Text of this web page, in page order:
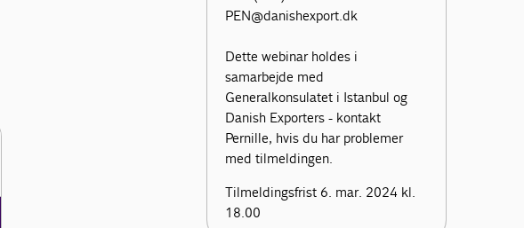
PEN@danishexport.dk
Dette webinar holdes i
samarbejde med
Generalkonsulatet i Istanbul og
Danish Exporters - kontakt
Pernille, hvis du har problemer
med tilmeldingen.
Tilmeldingsfrist 6. mar. 2024 kl.
18.00